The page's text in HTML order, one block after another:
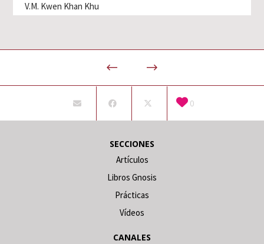
V.M. Kwen Khan Khu
0
SECCIONES
Artículos
Libros Gnosis
Prácticas
Vídeos
CANALES